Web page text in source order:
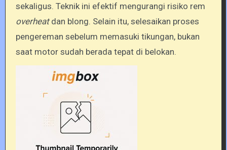
sekaligus. Teknik ini efektif mengurangi risiko rem
overheatdan blong. Selain itu, selesaikan proses
pengereman sebelum memasuki tikungan, bukan
saat motor sudah berada tepat di belokan.